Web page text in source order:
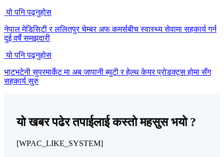
यो पनि पढ्नुहोस
नेपाल मेडिसिटी र ललितपुर चेम्बर अफ कमर्सबीच स्वास्थ्य सेवामा सहकार्य गर्न
दुई वर्षे समझदारी
यो पनि पढ्नुहोस
भाटभटेनी सुपरमार्केट मा अब जापानी ब्युटी र हेल्थ केयर प्रोडक्ट्स होमा सँग
सहकार्य सुरु
यो खबर पढेर तपाईलाई कस्तो महसुस भयो ?
[WPAC_LIKE_SYSTEM]